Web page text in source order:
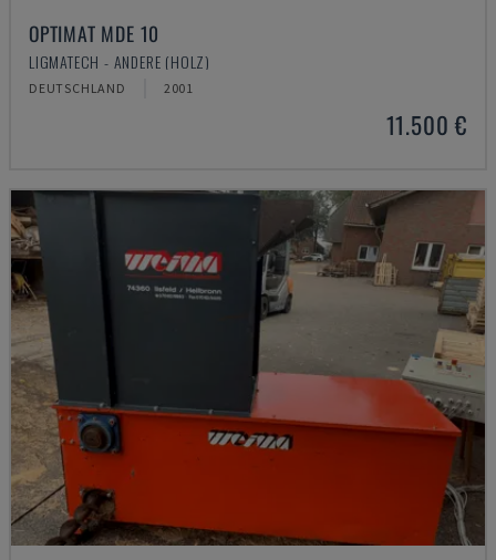
OPTIMAT MDE 10
LIGMATECH - ANDERE (HOLZ)
DEUTSCHLAND 2001
11.500 €